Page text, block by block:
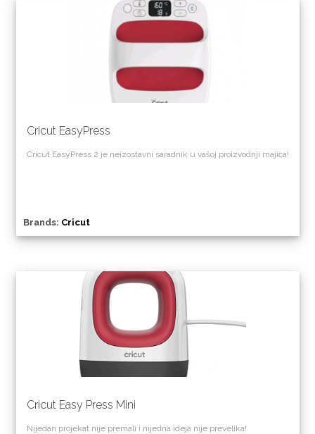
Cricut EasyPress
Cricut EasyPress 2 je neizostavni saradnik u vašoj proizvodnji majica!
Brands: Cricut
Cricut Easy Press Mini
Nijedan projekat nije premali i nijedna ideja nije prevelika!